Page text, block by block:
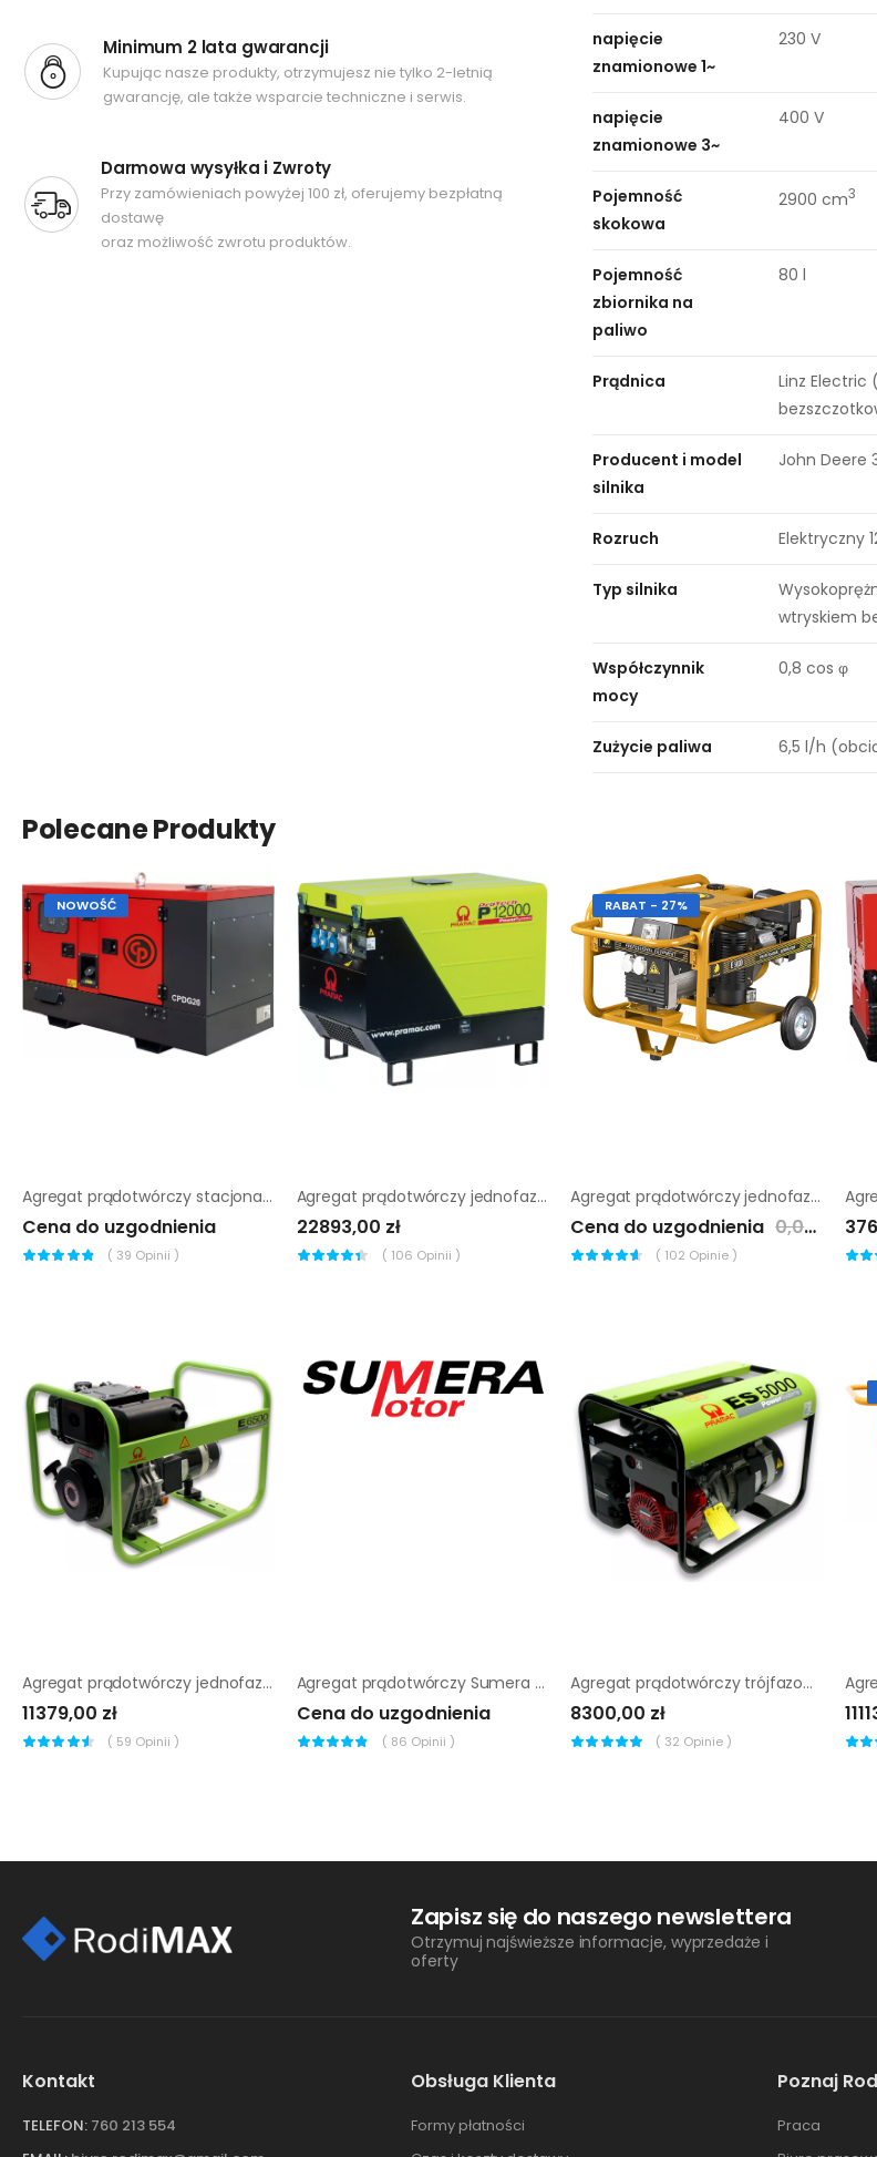
Minimum 2 lata gwarancji
Kupując nasze produkty, otrzymujesz nie tylko 2-letnią
gwarancję, ale także wsparcie techniczne i serwis.
Darmowa wysyłka i Zwroty
Przy zamówieniach powyżej 100 zł, oferujemy bezpłatną
dostawę
oraz możliwość zwrotu produktów.
napięcie
znamionowe 1~
230 V
napięcie
znamionowe 3~
400 V
Pojemność
skokowa
2900 cm3
Pojemność
zbiornika na
paliwo
80 l
Prądnica
Linz Electric
Producent i model
silnika
John Deere
Rozruch Elektryczny
Typ silnika
wtryskiem
Współczynnik
mocy
0,8 cos φ
Zużycie paliwa 6,5 l/h
Polecane Produkty
NOWOŚĆ
Agregat prądotwórczy stacjonarny Chicago Pneumatic CPDG 30
Cena do uzgodnienia
( 39 Opinii )
Agregat prądotwórczy jednofazowy Pramac P12000 AVR
22893,00 zł
( 106 Opinii )
RABAT - 27%
Agregat prądotwórczy jednofazowy Benza ES-5000-N-AVR
Cena do uzgodnienia 0,00 zł
( 102 Opinie )
Agregat prądotwórczy jednofazowy Pramac E6500
11379,00 zł
( 59 Opinii )
Agregat prądotwórczy Sumera Motor SMG-160N
Cena do uzgodnienia
( 86 Opinii )
Agregat prądotwórczy trójfazowy Pramac ES5000 AVR
8300,00 zł
( 32 Opinie )
Zapisz się do naszego newslettera
Otrzymuj najświeższe informacje, wyprzedaże i
oferty
Kontakt
TELEFON: 760 213 554
Obsługa Klienta
Formy płatności
Poznaj
Praca